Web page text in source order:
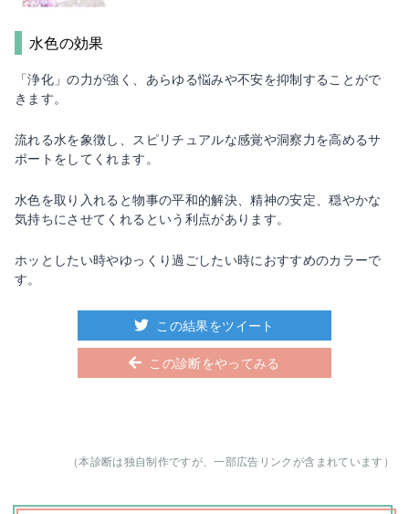
水色の効果
「浄化」の力が強く、あらゆる悩みや不安を抑制することがで
きます。
流れる水を象徴し、スピリチュアルな感覚や洞察力を高めるサ
ポートをしてくれます。
水色を取り入れると物事の平和的解決、精神の安定、穏やかな
気持ちにさせてくれるという利点があります。
ホッとしたい時やゆっくり過ごしたい時におすすめのカラーで
す。
この結果をツイート
この診断をやってみる
（本診断は独自制作ですが、一部広告リンクが含まれています）